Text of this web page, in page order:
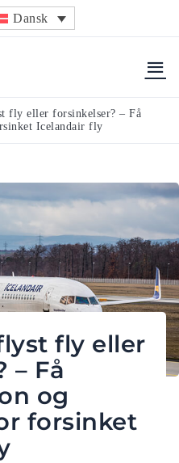
Dansk
fly eller forsinkelser? – Få
Icelandair fly
fly eller
– Få
og
forsinket